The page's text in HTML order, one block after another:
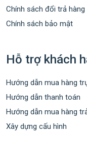
Chính sách đổi trả hàng
Chính sách bảo mật
Hỗ trợ khách
Hướng dẫn mua hàng
Hướng dẫn thanh toán
Hướng dẫn mua hàng
Xây dựng cấu hình